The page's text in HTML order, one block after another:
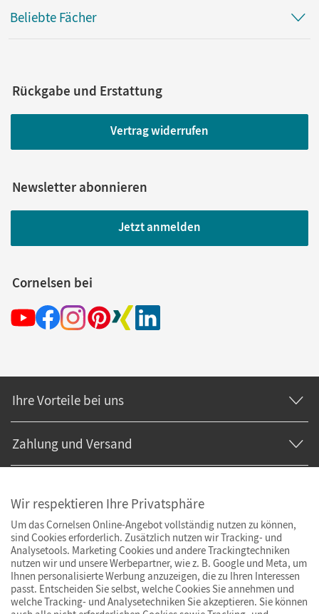
Beliebte Fächer
Rückgabe und Erstattung
Vertrag widerrufen
Newsletter abonnieren
Jetzt anmelden
Cornelsen bei
Ihre Vorteile bei uns
Zahlung und Versand
Wir respektieren Ihre Privatsphäre
Um das Cornelsen Online-Angebot vollständig nutzen zu können,
sind Cookies erforderlich. Zusätzlich nutzen wir Tracking- und
Analysetools. Marketing Cookies und andere Trackingtechniken
nutzen wir und unsere Werbepartner, wie z. B. Google und Meta, um
Ihnen personalisierte Werbung anzuzeigen, die zu Ihren Interessen
passt. Entscheiden Sie selbst, welche Cookies Sie annehmen und
welche Tracking- und Analysetechniken Sie akzeptieren. Sie können